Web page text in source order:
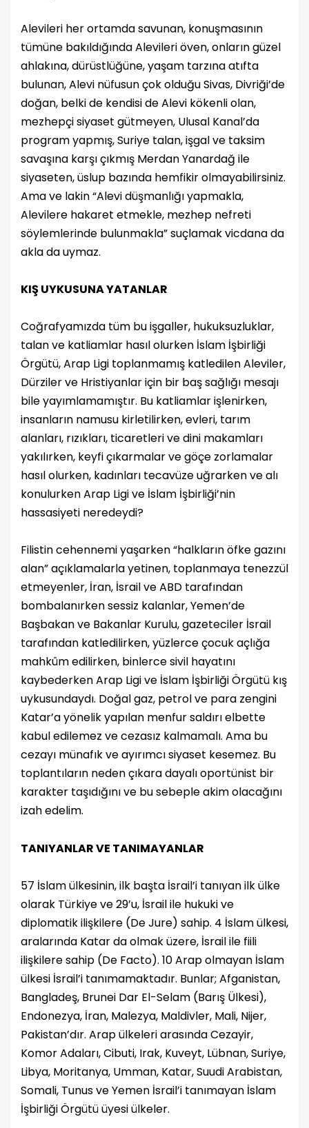
Alevileri her ortamda savunan, konuşmasının
tümüne bakıldığında Alevileri öven, onların güzel
ahlakına, dürüstlüğüne, yaşam tarzına atıfta
bulunan, Alevi nüfusun çok olduğu Sivas, Divriği’de
doğan, belki de kendisi de Alevi kökenli olan,
mezhepçi siyaset gütmeyen, Ulusal Kanal’da
program yapmış, Suriye talan, işgal ve taksim
savaşına karşı çıkmış Merdan Yanardağ ile
siyaseten, üslup bazında hemfikir olmayabilirsiniz.
Ama ve lakin “Alevi düşmanlığı yapmakla,
Alevilere hakaret etmekle, mezhep nefreti
söylemlerinde bulunmakla” suçlamak vicdana da
akla da uymaz.
KIŞ UYKUSUNA YATANLAR
Coğrafyamızda tüm bu işgaller, hukuksuzluklar,
talan ve katliamlar hasıl olurken İslam İşbirliği
Örgütü, Arap Ligi toplanmamış katledilen Aleviler,
Dürziler ve Hristiyanlar için bir baş sağlığı mesajı
bile yayımlamamıştır. Bu katliamlar işlenirken,
insanların namusu kirletilirken, evleri, tarım
alanları, rızıkları, ticaretleri ve dini makamları
yakılırken, keyfi çıkarmalar ve göçe zorlamalar
hasıl olurken, kadınları tecavüze uğrarken ve alı
konulurken Arap Ligi ve İslam İşbirliği’nin
hassasiyeti neredeydi?
Filistin cehennemi yaşarken “halkların öfke gazını
alan” açıklamalarla yetinen, toplanmaya tenezzül
etmeyenler, İran, İsrail ve ABD tarafından
bombalanırken sessiz kalanlar, Yemen’de
Başbakan ve Bakanlar Kurulu, gazeteciler İsrail
tarafından katledilirken, yüzlerce çocuk açlığa
mahkûm edilirken, binlerce sivil hayatını
kaybederken Arap Ligi ve İslam İşbirliği Örgütü kış
uykusundaydı. Doğal gaz, petrol ve para zengini
Katar’a yönelik yapılan menfur saldırı elbette
kabul edilemez ve cezasız kalmamalı. Ama bu
cezayı münafık ve ayırımcı siyaset kesemez. Bu
toplantıların neden çıkara dayalı oportünist bir
karakter taşıdığını ve bu sebeple akim olacağını
izah edelim.
TANIYANLAR VE TANIMAYANLAR
57 İslam ülkesinin, ilk başta İsrail’i tanıyan ilk ülke
olarak Türkiye ve 29’u, İsrail ile hukuki ve
diplomatik ilişkilere (De Jure) sahip. 4 İslam ülkesi,
aralarında Katar da olmak üzere, İsrail ile fiili
ilişkilere sahip (De Facto). 10 Arap olmayan İslam
ülkesi İsrail’i tanımamaktadır. Bunlar; Afganistan,
Bangladeş, Brunei Dar El-Selam (Barış Ülkesi),
Endonezya, İran, Malezya, Maldivler, Mali, Nijer,
Pakistan’dır. Arap ülkeleri arasında Cezayir,
Komor Adaları, Cibuti, Irak, Kuveyt, Lübnan, Suriye,
Libya, Moritanya, Umman, Katar, Suudi Arabistan,
Somali, Tunus ve Yemen İsrail’i tanımayan İslam
İşbirliği Örgütü üyesi ülkeler.